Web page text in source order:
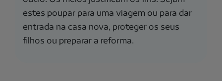
estes poupar para uma viagem ou para dar
entrada na casa nova, proteger os seus
filhos ou preparar a reforma.